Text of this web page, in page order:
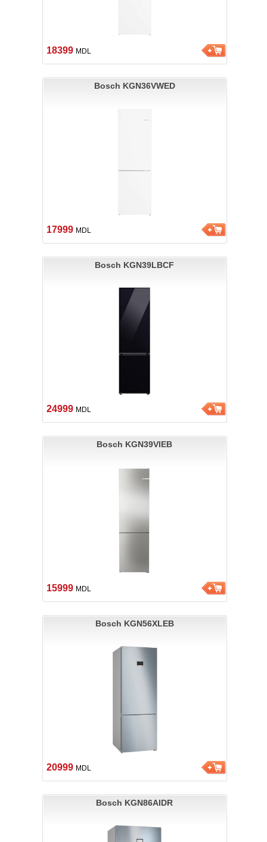
18399 MDL
Bosch KGN36VWED
17999 MDL
Bosch KGN39LBCF
24999 MDL
Bosch KGN39VIEB
15999 MDL
Bosch KGN56XLEB
20999 MDL
Bosch KGN86AIDR